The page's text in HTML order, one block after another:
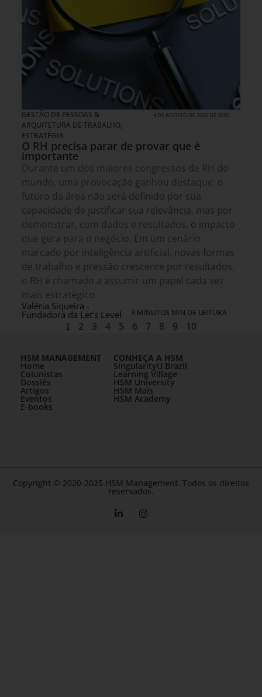
GESTÃO DE PESSOAS &
ARQUITETURA DE TRABALHO,
ESTRATÉGIA
4 DE AGOSTO DE 2026 DE 2026
O RH precisa parar de provar que é
importante
Durante um dos maiores congressos de RH do
mundo, uma provocação ganhou destaque: o
futuro da área não será definido por sua
capacidade de justificar sua relevância, mas por
demonstrar, com dados e resultados, o impacto
que gera para o negócio. Em um cenário
marcado por inteligência artificial, novas formas
de trabalho e pressão crescente por resultados,
o RH é chamado a assumir um papel cada vez
mais estratégico.
Valéria Siqueira -
Fundadora da Let’s Level 3 MINUTOS MIN DE LEITURA
1 2 3 4 5 6 7 8 9 10
HSM MANAGEMENT
Home
Colunistas
Dossiês
Artigos
Eventos
E-books
CONHEÇA A HSM
SingularityU Brazil
Learning Village
HSM University
HSM Mais
HSM Academy
Copyright © 2020-2025 HSM Management. Todos os direitos
reservados.